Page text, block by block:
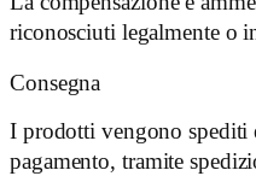
riconosciuti legalmente o
Consegna
I prodotti vengono spediti
pagamento, tramite